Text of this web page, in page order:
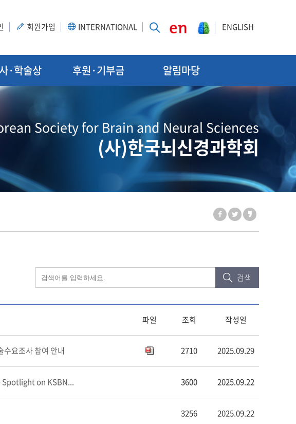
회원가입 INTERNATIONAL ENGLISH
·학술상 후원·기부금 알림마당
Society for Brain and Neural Sciences
(사)한국뇌신경과학회
검색
파일 조회 작성일
수요조사 참여 안내 2710 2025.09.29
Spotlight on KSBN... 3600 2025.09.22
3256 2025.09.22